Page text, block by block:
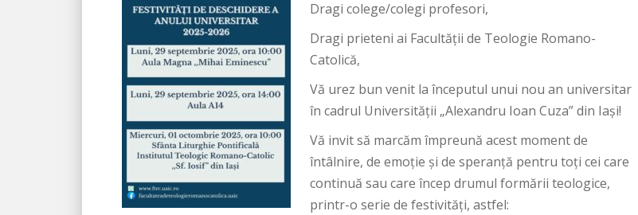
Dragi colege/colegi profesori,
Dragi prieteni ai Facultății de Teologie Romano-
Catolică,
Vă urez bun venit la începutul unui nou an universitar
în cadrul Universității „Alexandru Ioan Cuza” din Iași!
Vă invit să marcăm împreună acest moment de
întâlnire, de emoție și de speranță pentru toți cei care
continuă sau care încep drumul formării teologice,
printr-o serie de festivități, astfel: